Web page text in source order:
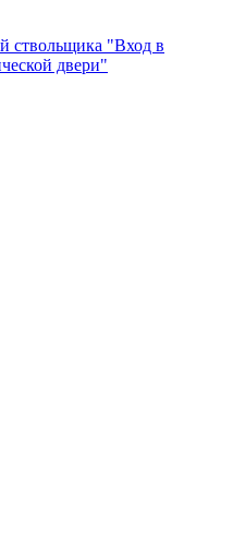
ствольщика "Вход в
двери"